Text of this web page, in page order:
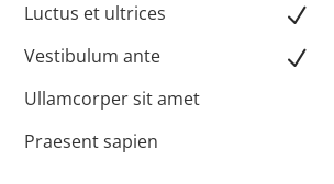
Luctus et ultrices
Vestibulum ante
Ullamcorper sit amet
Praesent sapien
N
N